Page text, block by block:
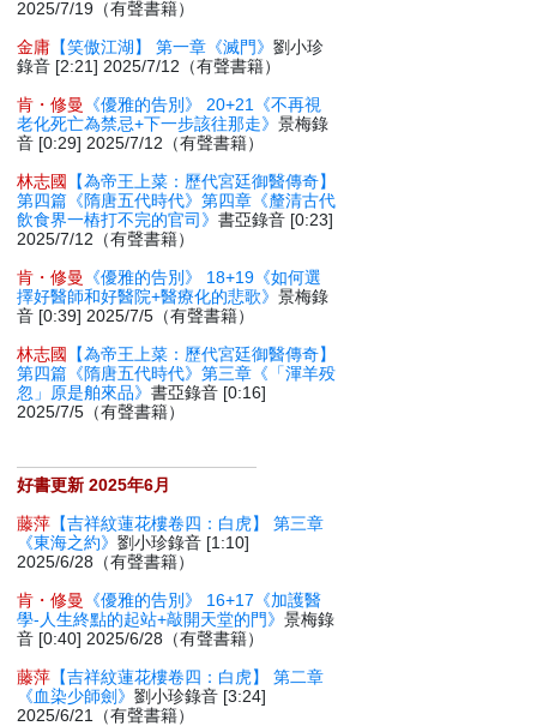
2025/7/19（有聲書籍）
金庸 【笑傲江湖】 第一章《滅門》劉小珍
錄音 [2:21] 2025/7/12（有聲書籍）
肯・修曼
《優雅的告別》 20+21《不再視
老化死亡為禁忌+下一步該往那走》景梅錄
音 [0:29] 2025/7/12（有聲書籍）
林志國
【為帝王上菜：歷代宮廷御醫傳奇】
第四篇《隋唐五代時代》第四章《釐清古代
飲食界一樁打不完的官司》書亞錄音 [0:23]
2025/7/12（有聲書籍）
肯・修曼
《優雅的告別》 18+19《如何選
擇好醫師和好醫院+醫療化的悲歌》景梅錄
音 [0:39] 2025/7/5（有聲書籍）
林志國
【為帝王上菜：歷代宮廷御醫傳奇】
第四篇《隋唐五代時代》第三章《「渾羊殁
忽」原是舶來品》書亞錄音 [0:16]
2025/7/5（有聲書籍）
好書更新 2025年6月
藤萍 【吉祥紋蓮花樓卷四：白虎】 第三章
《東海之約》劉小珍錄音 [1:10]
2025/6/28（有聲書籍）
肯・修曼
《優雅的告別》 16+17《加護醫
學-人生終點的起站+敲開天堂的門》景梅錄
音 [0:40] 2025/6/28（有聲書籍）
藤萍 【吉祥紋蓮花樓卷四：白虎】 第二章
《血染少師劍》劉小珍錄音 [3:24]
2025/6/21（有聲書籍）